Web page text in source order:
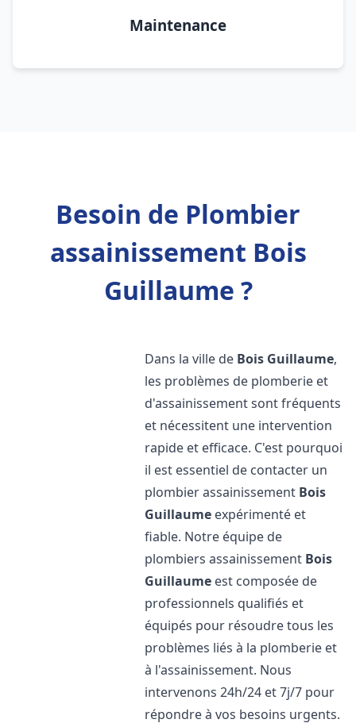
Maintenance
Besoin de Plombier
assainissement Bois
Guillaume ?
Dans la ville de Bois Guillaume,
les problèmes de plomberie et
d'assainissement sont fréquents
et nécessitent une intervention
rapide et efficace. C'est pourquoi
il est essentiel de contacter un
plombier assainissement Bois
Guillaume expérimenté et
fiable. Notre équipe de
plombiers assainissement Bois
Guillaume est composée de
professionnels qualifiés et
équipés pour résoudre tous les
problèmes liés à la plomberie et
à l'assainissement. Nous
intervenons 24h/24 et 7j/7 pour
répondre à vos besoins urgents.